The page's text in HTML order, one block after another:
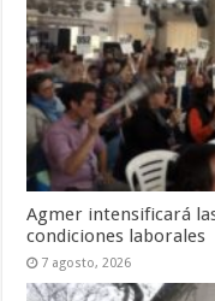
Agmer intensificará
condiciones laborales
7 agosto, 2026